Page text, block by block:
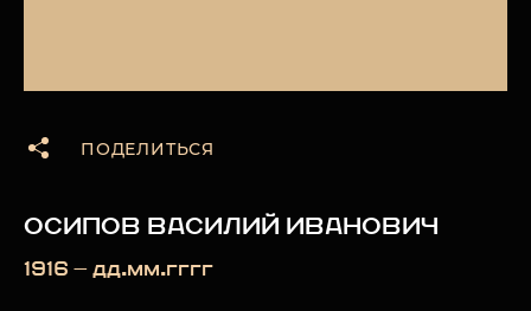
ПОДЕЛИТЬСЯ
ОСИПОВ ВАСИЛИЙ ИВАНОВИЧ
1916 — дд.мм.гггг